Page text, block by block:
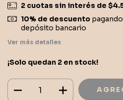
2 cuotas sin interés de
10% de descuento
depósito bancario
Ver más detalles
¡Solo quedan 2 en stock!